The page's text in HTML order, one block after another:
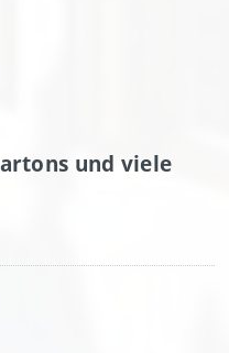
und viele